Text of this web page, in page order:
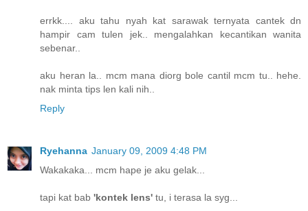
errkk.... aku tahu nyah kat sarawak ternyata cantek dn
hampir cam tulen jek.. mengalahkan kecantikan wanita
sebenar..
aku heran la.. mcm mana diorg bole cantil mcm tu.. hehe.
nak minta tips len kali nih..
Reply
Ryehanna January 09, 2009 4:48 PM
Wakakaka... mcm hape je aku gelak...
tapi kat bab 'kontek lens' tu, i terasa la syg...